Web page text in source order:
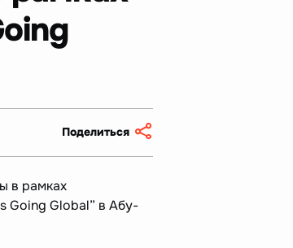
Поделиться
в рамках
Going Global” в Абу-